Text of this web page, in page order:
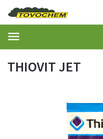
THIOVIT JET